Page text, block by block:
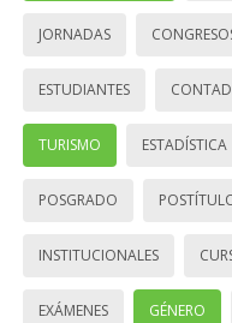
JORNADAS
ESTUDIANTES
TURISMO ESTADÍSTICA
POSGRADO
INSTITUCIONALES
EXÁMENES GÉNERO